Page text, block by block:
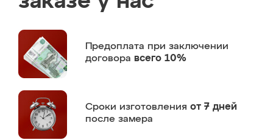
Предоплата при заключении
договора всего 10%
Сроки изготовления от 7 дней
после замера